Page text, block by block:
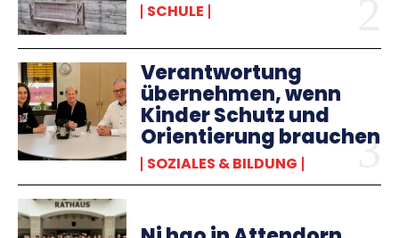
SCHULE
Verantwortung
übernehmen, wenn
Kinder Schutz und
Orientierung brauchen
SOZIALES & BILDUNG